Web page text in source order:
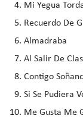
Mi Yegua
Recuerdo De
Almadraba
Al Salir De
Contigo
Si Se Pudiera
Me Gusta Me